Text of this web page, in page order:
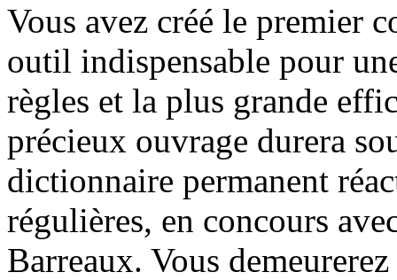
Vous avez créé le premier
outil indispensable pour
règles et la plus grande
précieux ouvrage durera
dictionnaire permanent
régulières, en concours
Barreaux. Vous